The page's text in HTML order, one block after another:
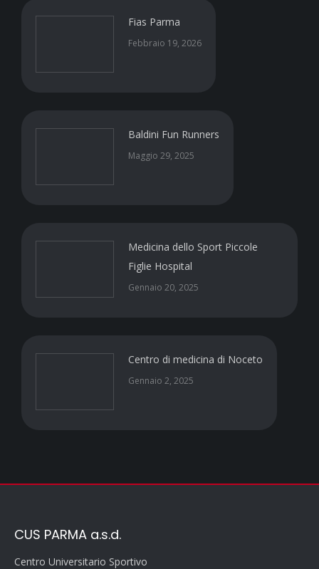
Fias Parma
Febbraio 19, 2026
Baldini Fun Runners
Maggio 29, 2025
Medicina dello Sport Piccole
Figlie Hospital
Gennaio 20, 2025
Centro di medicina di Noceto
Gennaio 2, 2025
CUS PARMA a.s.d.
Centro Universitario Sportivo